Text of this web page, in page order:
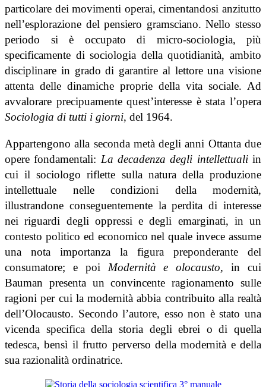
particolare dei movimenti operai, cimentandosi anzitutto
nell’esplorazione del pensiero gramsciano. Nello stesso
periodo si è occupato di micro-sociologia, più
specificamente di sociologia della quotidianità, ambito
disciplinare in grado di garantire al lettore una visione
attenta delle dinamiche proprie della vita sociale. Ad
avvalorare precipuamente quest’interesse è stata l’opera
Sociologia di tutti i giorni, del 1964.
Appartengono alla seconda metà degli anni Ottanta due
opere fondamentali: La decadenza degli intellettualiin
cui il sociologo riflette sulla natura della produzione
intellettuale nelle condizioni della modernità,
illustrandone conseguentemente la perdita di interesse
nei riguardi degli oppressi e degli emarginati, in un
contesto politico ed economico nel quale invece assume
una nota importanza la figura preponderante del
consumatore; e poi Modernità e olocausto, in cui
Bauman presenta un convincente ragionamento sulle
ragioni per cui la modernità abbia contribuito alla realtà
dell’Olocausto. Secondo l’autore, esso non è stato una
vicenda specifica della storia degli ebrei o di quella
tedesca, bensì il frutto perverso della modernità e della
sua razionalità ordinatrice.